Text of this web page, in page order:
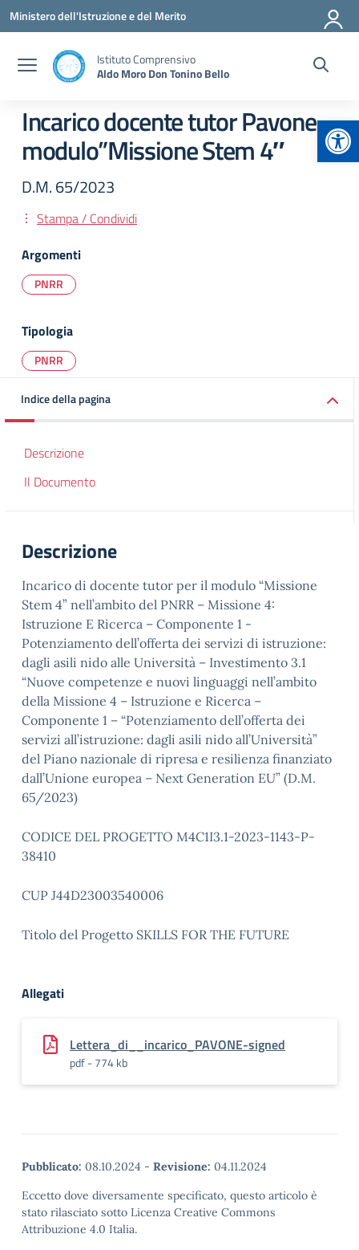
Vai ai contenuti
Vai al menu di navigazione
Vai al footer
Ministero dell'Istruzione e del Merito
Istituto Comprensivo
Aldo Moro Don Tonino Bello
Incarico docente tutor Pavone –
modulo”Missione Stem 4″
D.M. 65/2023
Stampa / Condividi
Argomenti
PNRR
Tipologia
PNRR
Indice della pagina
Descrizione
Il Documento
Descrizione
Incarico di docente tutor per il modulo “Missione
Stem 4” nell’ambito del PNRR – Missione 4:
Istruzione E Ricerca – Componente 1 -
Potenziamento dell’offerta dei servizi di istruzione:
dagli asili nido alle Università – Investimento 3.1
“Nuove competenze e nuovi linguaggi nell’ambito
della Missione 4 – Istruzione e Ricerca –
Componente 1 – “Potenziamento dell’offerta dei
servizi all’istruzione: dagli asili nido all’Università”
del Piano nazionale di ripresa e resilienza finanziato
dall’Unione europea – Next Generation EU” (D.M.
65/2023)
CODICE DEL PROGETTO M4C1I3.1-2023-1143-P-
38410
CUP J44D23003540006
Titolo del Progetto SKILLS FOR THE FUTURE
Allegati
Lettera_di__incarico_PAVONE-signed
pdf - 774 kb
Pubblicato: 08.10.2024 - Revisione: 04.11.2024
Eccetto dove diversamente specificato, questo articolo è
stato rilasciato sotto Licenza Creative Commons
Attribuzione 4.0 Italia.